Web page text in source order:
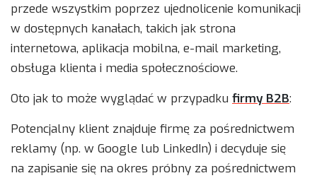
przede wszystkim poprzez ujednolicenie komunikacji
w dostępnych kanałach, takich jak strona
internetowa, aplikacja mobilna, e-mail marketing,
obsługa klienta i media społecznościowe.
Oto jak to może wyglądać w przypadku firmy B2B:
Potencjalny klient znajduje firmę za pośrednictwem
reklamy (np. w Google lub LinkedIn) i decyduje się
na zapisanie się na okres próbny za pośrednictwem